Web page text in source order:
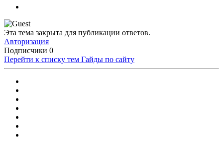
Эта тема закрыта для публикации ответов.
Авторизация
Подписчики 0
Перейти к списку тем Гайды по сайту